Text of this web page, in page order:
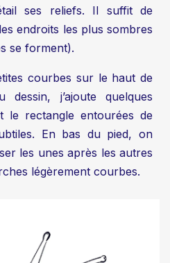
ses reliefs. Il suffit de
endroits les plus sombres
se forment).
courbes sur le haut de
j’ajoute quelques
le rectangle entourées de
En bas du pied, on
les unes après les autres
légèrement courbes.